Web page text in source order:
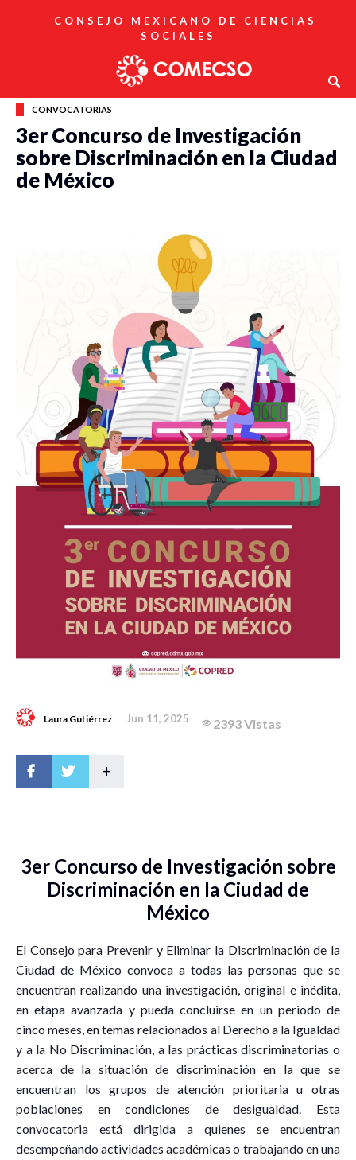
CONSEJO MEXICANO DE CIENCIAS
SOCIALES
CONVOCATORIAS
3er Concurso de Investigación
sobre Discriminación en la Ciudad
de México
Laura Gutiérrez Jun 11, 2025 2393 Vistas
+
3er Concurso de Investigación sobre
Discriminación en la Ciudad de
México
El Consejo para Prevenir y Eliminar la Discriminación de la
Ciudad de México convoca a todas las personas que se
encuentran realizando una investigación, original e inédita,
en etapa avanzada y pueda concluirse en un periodo de
cinco meses, en temas relacionados al Derecho a la Igualdad
y a la No Discriminación, a las prácticas discriminatorias o
acerca de la situación de discriminación en la que se
encuentran los grupos de atención prioritaria u otras
poblaciones en condiciones de desigualdad. Esta
convocatoria está dirigida a quienes se encuentran
desempeñando actividades académicas o trabajando en una